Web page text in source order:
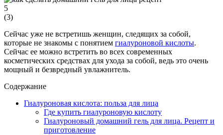
5
(3)
Сейчас уже не встретишь женщин, следящих за собой,
которые не знакомы с понятием гиалуроновой кислоты.
Сейчас ее можно встретить во всех современных
косметических средствах для ухода за собой, ведь это очень
мощный и безвредный увлажнитель.
Содержание
Гиалуроновая кислота: польза для лица
Где купить гиалуроновую кислоту
Гиалуроновый домашний гель для лица. Рецепт и
приготовление